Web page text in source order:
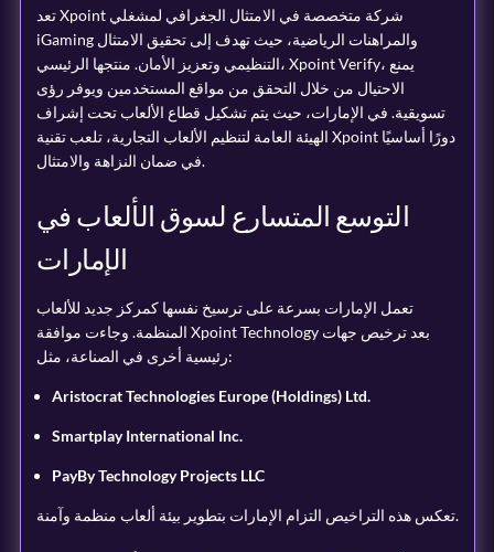
تعد Xpoint شركة متخصصة في الامتثال الجغرافي لمشغلي
iGaming والمراهنات الرياضية، حيث تهدف إلى تحقيق الامتثال
التنظيمي وتعزيز الأمان. منتجها الرئيسي، Xpoint Verify، يمنع
الاحتيال من خلال التحقق من مواقع المستخدمين ويوفر رؤى
تسويقية. في الإمارات، حيث يتم تشكيل قطاع الألعاب تحت إشراف
الهيئة العامة لتنظيم الألعاب التجارية، تلعب تقنية Xpoint دورًا أساسيًا
في ضمان النزاهة والامتثال.
التوسع المتسارع لسوق الألعاب في
الإمارات
تعمل الإمارات بسرعة على ترسيخ نفسها كمركز جديد للألعاب
المنظمة. وجاءت موافقة Xpoint Technology بعد ترخيص جهات
رئيسية أخرى في الصناعة، مثل:
Aristocrat Technologies Europe (Holdings) Ltd.
Smartplay International Inc.
PayBy Technology Projects LLC
تعكس هذه التراخيص التزام الإمارات بتطوير بيئة ألعاب منظمة وآمنة.